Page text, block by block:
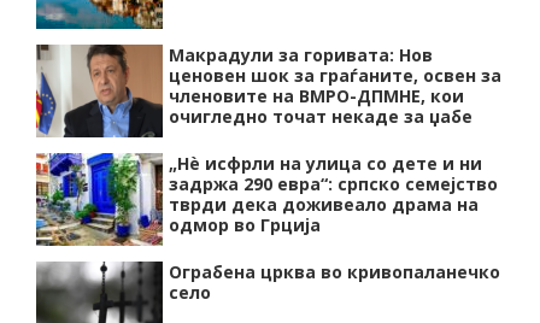
Макрадули за горивата: Нов
ценовен шок за граѓаните, освен за
членовите на ВМРО-ДПМНЕ, кои
очигледно точат некаде за џабе
„Нѐ исфрли на улица со дете и ни
задржа 290 евра“: српско семејство
тврди дека доживеало драма на
одмор во Грција
Ограбена црква во кривопаланечко
село